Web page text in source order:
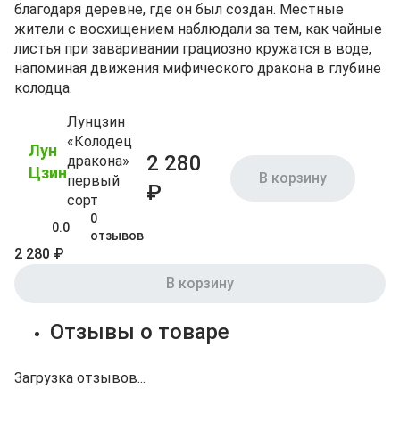
благодаря деревне, где он был создан. Местные
жители с восхищением наблюдали за тем, как чайные
листья при заваривании грациозно кружатся в воде,
напоминая движения мифического дракона в глубине
колодца.
Лун
Цзин
Лунцзин
«Колодец
дракона»
первый
сорт
0.0
0
отзывов
2 280
₽
В корзину
2 280 ₽
В корзину
Отзывы о товаре
Загрузка отзывов...